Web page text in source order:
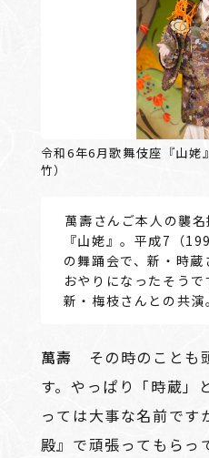
令和6年6月歌舞伎座『山
竹）
――萬壽さんご本人の襲
『山姥』。平成7（
の舞踊会で、新・時
おやりになったそう
新・梅枝さんとの共演
萬壽 その時のことも
す。やっぱり「時蔵」
っては大事な名前です
殿』で頑張ってもらっ